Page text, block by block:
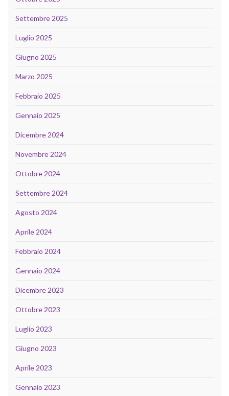
Settembre 2025
Luglio 2025
Giugno 2025
Marzo 2025
Febbraio 2025
Gennaio 2025
Dicembre 2024
Novembre 2024
Ottobre 2024
Settembre 2024
Agosto 2024
Aprile 2024
Febbraio 2024
Gennaio 2024
Dicembre 2023
Ottobre 2023
Luglio 2023
Giugno 2023
Aprile 2023
Gennaio 2023